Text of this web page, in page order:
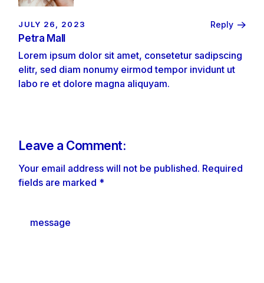
JULY 26, 2023
Petra Mall
Lorem ipsum dolor sit amet, consetetur sadipscing
elitr, sed diam nonumy eirmod tempor invidunt ut
labo re et dolore magna aliquyam.
Reply
Leave a Comment:
Your email address will not be published. Required
fields are marked *